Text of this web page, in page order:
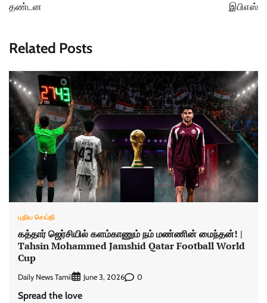
தண்டன
இபிஎஸ்
Related Posts
புதிய செய்தி
கத்தார் ஜெர்சியில் களம்காணும் நம் மண்ணின் மைந்தன்! |
Tahsin Mohammed Jamshid Qatar Football World
Cup
Daily News Tamil June 3, 2026 0
Spread the love